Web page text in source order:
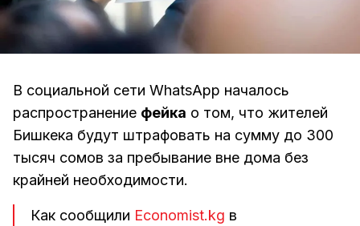
В социальной сети WhatsApp началось
распространение фейка о том, что жителей
Бишкека будут штрафовать на сумму до 300
тысяч сомов за пребывание вне дома без
крайней необходимости.
Как сообщили Economist.kg в